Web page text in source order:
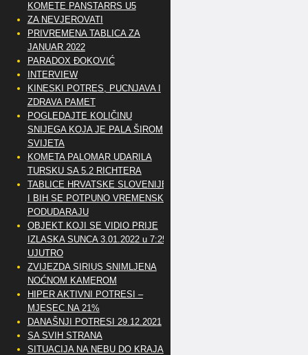
KOMETE PANSTARRS U5
ZA NEVJEROVATI
PRIVREMENA TABLICA ZA
JANUAR 2022
PARADOX ĐOKOVIĆ
INTERVIEW
KINESKI POTRES, PUCNJAVA I
ZDRAVA PAMET
POGLEDAJTE KOLIČINU
SNIJEGA KOJA JE PALA ŠIROM
SVIJETA
KOMETA PALOMAR UDARILA
TURSKU SA 5.2 RICHTERA
TABLICE HRVATSKE SLOVENIJE
I BIH SE POTPUNO VREMENSKI
PODUDARAJU
OBJEKT KOJI SE VIDIO PRIJE
IZLASKA SUNCA 3.01.2022 u 7:25
UJUTRO
ZVIJEZDA SIRIUS SNIMLJENA
NOĆNOM KAMEROM
HIPER AKTIVNI POTRESI –
MJESEC NA 21%
DANAŠNJI POTRESI 29.12.2021
SA SVIH STRANA
SITUACIJA NA NEBU DO KRAJA